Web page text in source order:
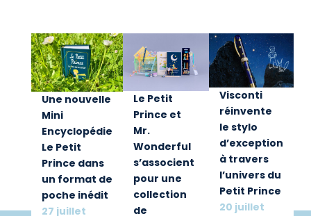
Une nouvelle
Mini
Encyclopédie
Le Petit
Prince dans
un format de
poche inédit
27 juillet
Le Petit
Prince et
Mr.
Wonderful
s’associent
pour une
collection
de
Visconti
réinvente
le stylo
d’exception
à travers
l’univers du
Petit Prince
20 juillet